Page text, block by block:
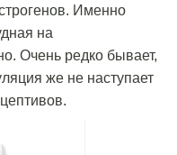
Именно
на
Очень редко бывает,
же не наступает